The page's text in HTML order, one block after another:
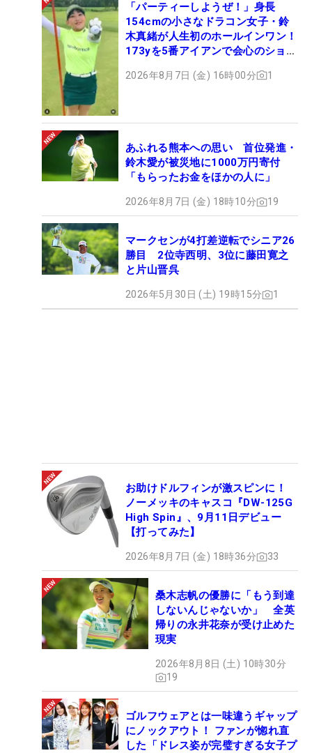
「パーティーしようぜ！」身長
154cmの小さなドラコン女子・鈴
木真緒が人生初のホールインワン！
173yを5番アイアンで会心のショッ
2026年8月7日 (金) 16時00分 1
あふれる熊本への思い 首位発進・
鈴木愛が被災地に1000万円寄付
「もらったお金をほかの人に」
2026年8月7日 (金) 18時10分 19
マークセンが4打差逆転でシニア26
勝目 2位寺西明、3位に藤田寛之
と片山晋呉
2026年5月30日 (土) 19時15分 1
お助けドルフィンが激スピンに！
ノーメッキのキャスコ『DW-125G
High Spin』、9月11日デビュー
【打ってみた】
2026年8月7日 (金) 18時36分 33
桑木志帆の優勝に「もう到達
しないんじゃないか」 全英
帰りの永井花奈が受け止めた
現実
2026年8月8日 (土) 10時30分
19
ゴルフウェアとは一味違うギャップ
にノックアウト！ ファンが惚れ直
した「ドレス姿が完璧すぎる女子プ